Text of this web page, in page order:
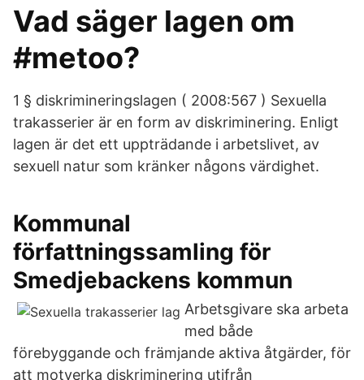
Vad säger lagen om
#metoo?
1 § diskrimineringslagen ( 2008:567 ) Sexuella
trakasserier är en form av diskriminering. Enligt
lagen är det ett uppträdande i arbetslivet, av
sexuell natur som kränker någons värdighet.
Kommunal
författningssamling för
Smedjebackens kommun
Arbetsgivare ska arbeta
med både
förebyggande och främjande aktiva åtgärder, för
att motverka diskriminering utifrån